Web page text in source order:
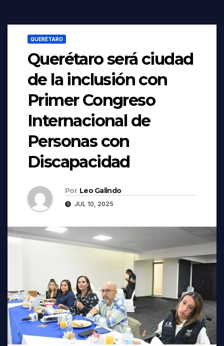
QUERÉTARO
Querétaro será ciudad
de la inclusión con
Primer Congreso
Internacional de
Personas con
Discapacidad
Por Leo Galindo
JUL 10, 2025